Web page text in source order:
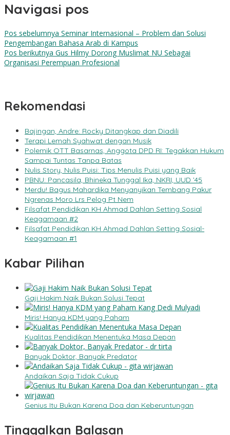
Navigasi pos
Pos sebelumnya Seminar Internasional – Problem dan Solusi
Pengembangan Bahasa Arab di Kampus
Pos berikutnya Gus Hilmy Dorong Muslimat NU Sebagai
Organisasi Perempuan Profesional
Rekomendasi
Bajingan, Andre: Rocky Ditangkap dan Diadili
Terapi Lemah Syahwat dengan Musik
Polemik OTT Basarnas, Anggota DPD RI: Tegakkan Hukum
Sampai Tuntas Tanpa Batas
Nulis Story, Nulis Puisi: Tips Menulis Puisi yang Baik
PBNU: Pancasila, Bhineka Tunggal Ika, NKRI, UUD ’45
Merdu! Bagus Mahardika Menyanyikan Tembang Pakur
Ngrenas Moro Lrs Pelog Pt Nem
Filsafat Pendidikan KH Ahmad Dahlan Setting Sosial
Keagamaan #2
Filsafat Pendidikan KH Ahmad Dahlan Setting Sosial-
Keagamaan #1
Kabar Pilihan
Gaji Hakim Naik Bukan Solusi Tepat
Miris! Hanya KDM yang Paham
Kualitas Pendidikan Menentuka Masa Depan
Banyak Doktor, Banyak Predator
Andaikan Saja Tidak Cukup
Genius Itu Bukan Karena Doa dan Keberuntungan
Tinggalkan Balasan